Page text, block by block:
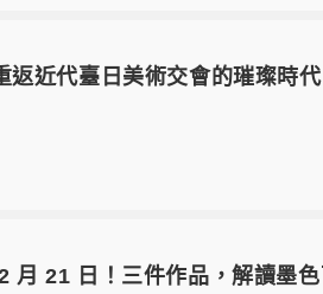
返近代臺日美術交會的璀璨時代
月 21 日！三件作品，解讀墨